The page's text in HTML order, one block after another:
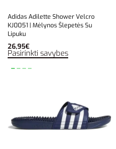
Adidas Adilette Shower Velcro
KJ0051 | Mėlynos Šlepetės Su
Lipuku
26,95€
Pasirinkti savybes